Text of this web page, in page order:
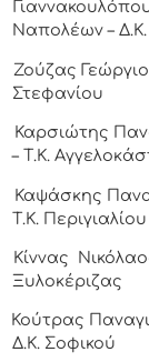
Ναπολέων –
Ζούζας
Στεφανίου
Καρσιώτης
– Τ.Κ.
Καψάσκης
Τ.Κ. Περιγιαλίου
Κίννας
Ξυλοκέριζας
Κούτρας
Δ.Κ. Σοφικού